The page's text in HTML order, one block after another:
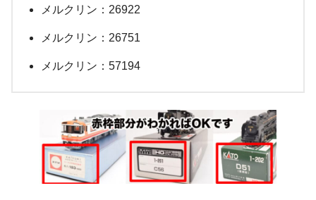
メルクリン：26922
メルクリン：26751
メルクリン：57194